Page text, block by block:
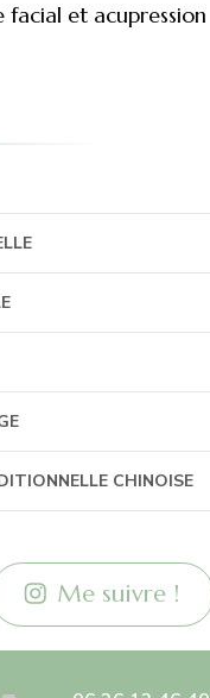
facial et acupression
CHINOISE
Me suivre !